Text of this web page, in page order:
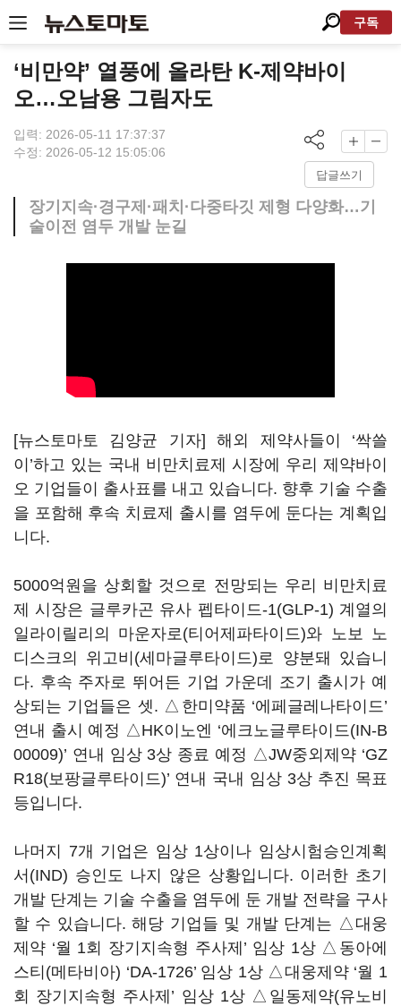
구독
‘비만약’ 열풍에 올라탄 K-제약바이
오…오남용 그림자도
입력: 2026-05-11 17:37:37
수정: 2026-05-12 15:05:06
답글쓰기
장기지속·경구제·패치·다중타깃 제형 다양화…기
술이전 염두 개발 눈길
[뉴스토마토 김양균 기자] 해외 제약사들이 ‘싹쓸
이’하고 있는 국내 비만치료제 시장에 우리 제약바이
오 기업들이 출사표를 내고 있습니다. 향후 기술 수출
을 포함해 후속 치료제 출시를 염두에 둔다는 계획입
니다.
5000억원을 상회할 것으로 전망되는 우리 비만치료
제 시장은 글루카곤 유사 펩타이드-1(GLP-1) 계열의
일라이릴리의 마운자로(티어제파타이드)와 노보 노
디스크의 위고비(세마글루타이드)로 양분돼 있습니
다. 후속 주자로 뛰어든 기업 가운데 조기 출시가 예
상되는 기업들은 셋. △한미약품 ‘에페글레나타이드’
연내 출시 예정 △HK이노엔 ‘에크노글루타이드(IN-B
00009)’ 연내 임상 3상 종료 예정 △JW중외제약 ‘GZ
R18(보팡글루타이드)’ 연내 국내 임상 3상 추진 목표
등입니다.
나머지 7개 기업은 임상 1상이나 임상시험승인계획
서(IND) 승인도 나지 않은 상황입니다. 이러한 초기
개발 단계는 기술 수출을 염두에 둔 개발 전략을 구사
할 수 있습니다. 해당 기업들 및 개발 단계는 △대웅
제약 ‘월 1회 장기지속형 주사제’ 임상 1상 △동아에
스티(메타비아) ‘DA-1726’ 임상 1상 △대웅제약 ‘월 1
회 장기지속형 주사제’ 임상 1상 △일동제약(유노비